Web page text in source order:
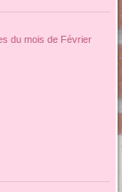
du mois de Février